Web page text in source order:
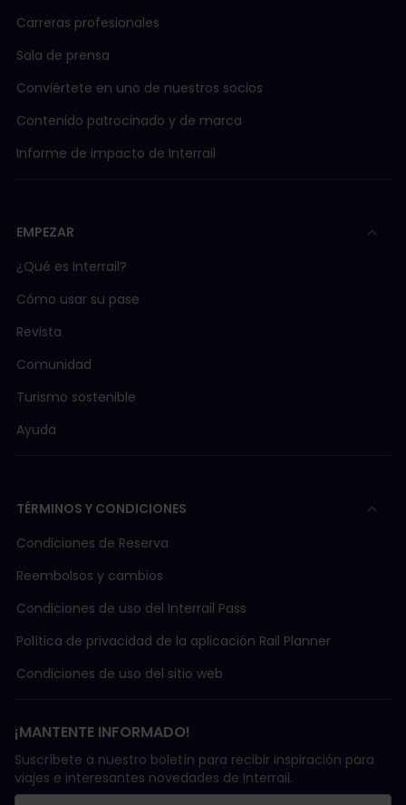
Carreras profesionales
Sala de prensa
Conviértete en uno de nuestros socios
Contenido patrocinado y de marca
Informe de impacto de Interrail
EMPEZAR
¿Qué es Interrail?
Cómo usar su pase
Revista
Comunidad
Turismo sostenible
Ayuda
TÉRMINOS Y CONDICIONES
Condiciones de Reserva
Reembolsos y cambios
Condiciones de uso del Interrail Pass
Política de privacidad de la aplicación Rail Planner
Condiciones de uso del sitio web
¡MANTENTE INFORMADO!
Suscríbete a nuestro boletín para recibir inspiración para
viajes e interesantes novedades de Interrail.